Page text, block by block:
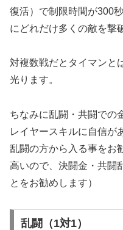
復活）で制限時間が300
にどれだけ多くの敵を撃
対複数戦だとタイマンと
光ります。
ちなみに乱闘・共闘での
レイヤースキルに自信が
乱闘の方から入る事をお
高いので、決闘金・共闘
とをお勧めします）
乱闘（1対1）